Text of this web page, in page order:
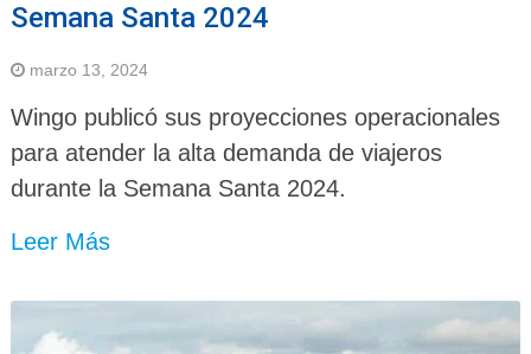
Semana Santa 2024
marzo 13, 2024
Wingo publicó sus proyecciones operacionales
para atender la alta demanda de viajeros
durante la Semana Santa 2024.
Leer Más